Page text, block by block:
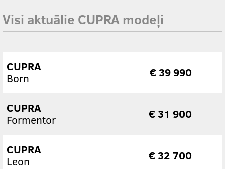
Visi aktuālie CUPRA modeļi
CUPRA
Born
€ 39 990
CUPRA
Formentor
€ 31 900
CUPRA
Leon
€ 32 700